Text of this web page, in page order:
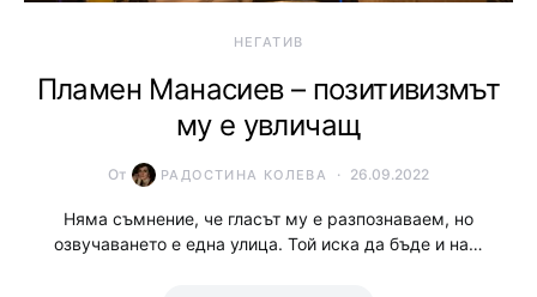
НЕГАТИВ
Пламен Манасиев – позитивизмът
му е увличащ
От РАДОСТИНА КОЛЕВА 26.09.2022
Няма съмнение, че гласът му е разпознаваем, но
озвучаването е една улица. Той иска да бъде и на…